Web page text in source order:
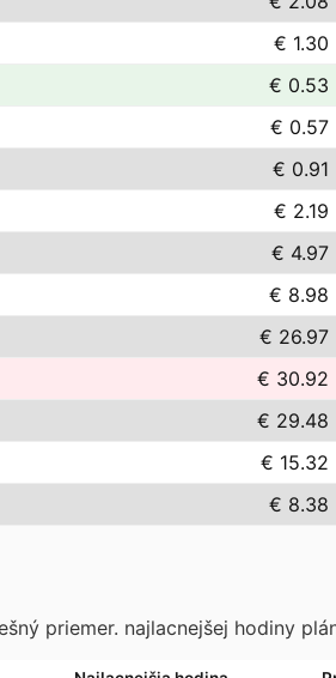
€ 1.30
€ 0.53
€ 0.57
€ 0.91
€ 2.19
€ 4.97
€ 8.98
€ 26.97
€ 30.92
€ 29.48
€ 15.32
€ 8.38
priemer. najlacnejšej hodiny